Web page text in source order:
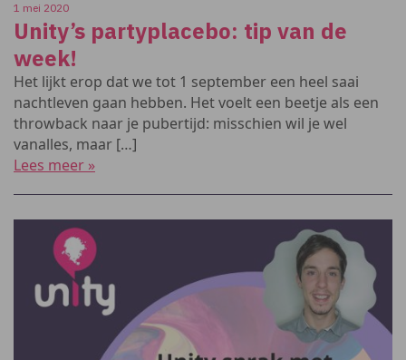
1 mei 2020
Unity’s partyplacebo: tip van de
week!
Het lijkt erop dat we tot 1 september een heel saai
nachtleven gaan hebben. Het voelt een beetje als een
throwback naar je pubertijd: misschien wil je wel
vanalles, maar […]
Lees meer »